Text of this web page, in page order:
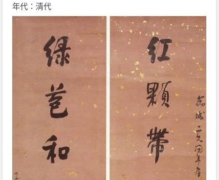
年代：清代